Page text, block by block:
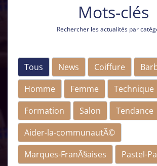
Mots-clés
Rechercher les actualités par
Tous News Coiffure
Homme
Femme
Technique
Formation
Salon
Tendance
Aider-la-communautÃ©
Marques-FranÃ§aises
Pastel-